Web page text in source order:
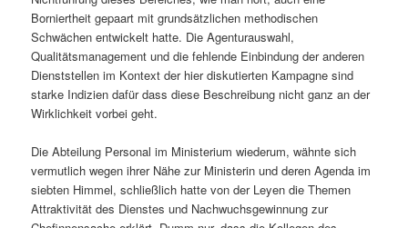
Borniertheit gepaart mit grundsätzlichen methodischen
Schwächen entwickelt hatte. Die Agenturauswahl,
Qualitätsmanagement und die fehlende Einbindung der anderen
Dienststellen im Kontext der hier diskutierten Kampagne sind
starke Indizien dafür dass diese Beschreibung nicht ganz an der
Wirklichkeit vorbei geht.
Die Abteilung Personal im Ministerium wiederum, wähnte sich
vermutlich wegen ihrer Nähe zur Ministerin und deren Agenda im
siebten Himmel, schließlich hatte von der Leyen die Themen
Attraktivität des Dienstes und Nachwuchsgewinnung zur